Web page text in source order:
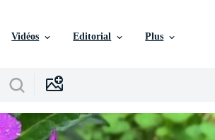
Vidéos Editorial Plus